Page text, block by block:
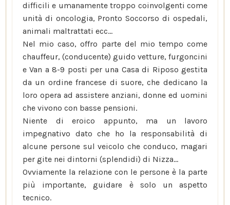
difficili e umanamente troppo coinvolgenti come
unità di oncologia, Pronto Soccorso di ospedali,
animali maltrattati ecc...
Nel mio caso, offro parte del mio tempo come
chauffeur, (conducente) guido vetture, furgoncini
e Van a 8-9 posti per una Casa di Riposo gestita
da un ordine francese di suore, che dedicano la
loro opera ad assistere anziani, donne ed uomini
che vivono con basse pensioni.
Niente di eroico appunto, ma un lavoro
impegnativo dato che ho la responsabilità di
alcune persone sul veicolo che conduco, magari
per gite nei dintorni (splendidi) di Nizza...
Ovviamente la relazione con le persone è la parte
più importante, guidare è solo un aspetto
tecnico.